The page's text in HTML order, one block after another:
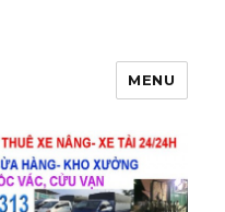
MENU